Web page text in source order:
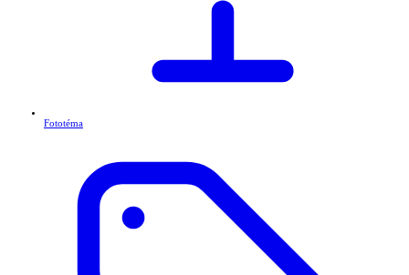
Fototéma